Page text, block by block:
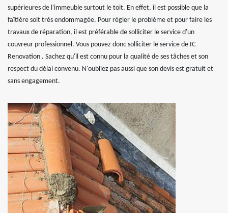
supérieures de l'immeuble surtout le toit. En effet, il est possible que la
faîtière soit très endommagée. Pour régler le problème et pour faire les
travaux de réparation, il est préférable de solliciter le service d'un
couvreur professionnel. Vous pouvez donc solliciter le service de IC
Renovation . Sachez qu'il est connu pour la qualité de ses tâches et son
respect du délai convenu. N'oubliez pas aussi que son devis est gratuit et
sans engagement.